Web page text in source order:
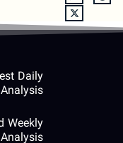
Daily
Analysis
Weekly